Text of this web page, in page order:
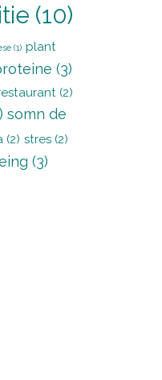
(10)
(1) plant
(3)
(2)
somn de
(2) stres (2)
(3)